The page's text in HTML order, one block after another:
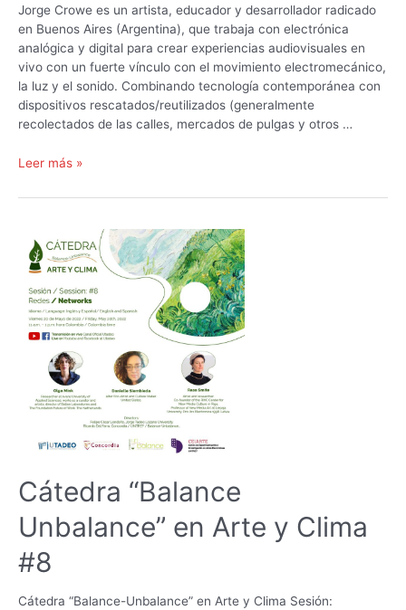
Jorge Crowe es un artista, educador y desarrollador radicado
en Buenos Aires (Argentina), que trabaja con electrónica
analógica y digital para crear experiencias audiovisuales en
vivo con un fuerte vínculo con el movimiento electromecánico,
la luz y el sonido. Combinando tecnología contemporánea con
dispositivos rescatados/reutilizados (generalmente
recolectados de las calles, mercados de pulgas y otros …
Jorge
Leer más »
Cátedra “Balance
Unbalance” en Arte y Clima
#8
Cátedra “Balance-Unbalance” en Arte y Clima Sesión: